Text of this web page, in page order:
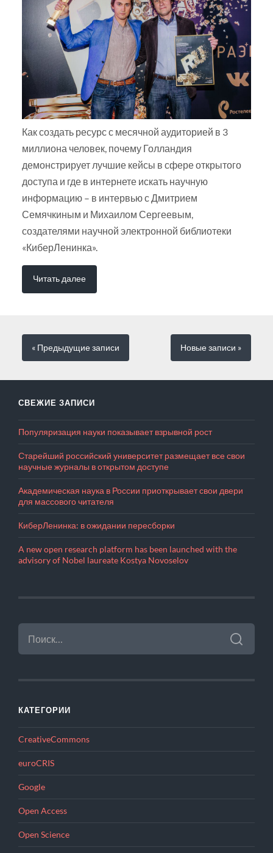
Как создать ресурс с месячной аудиторией в 3
миллиона человек, почему Голландия
демонстрирует лучшие кейсы в сфере открытого
доступа и где в интернете искать научную
информацию – в интервью с Дмитрием
Семячкиным и Михаилом Сергеевым,
создателями научной электронной библиотеки
«КиберЛенинка».
Читать далее
« Предыдущиезаписи Новыезаписи »
СВЕЖИЕ ЗАПИСИ
Популяризация науки показывает взрывной рост
Старейший российский университет размещает все свои
научные журналы в открытом доступе
Академическая наука в России приоткрывает свои двери
для массового читателя
КиберЛенинка: в ожидании пересборки
A new open research platform has been launched with the
advisory of Nobel laureate Kostya Novoselov
НАЙТИ:
КАТЕГОРИИ
CreativeCommons
euroCRIS
Google
Open Access
Open Science